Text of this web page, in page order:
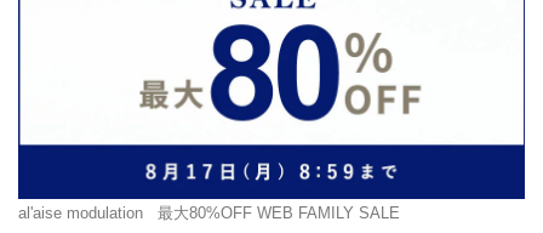
al'aise modulation 最大80%OFF WEB FAMILY SALE